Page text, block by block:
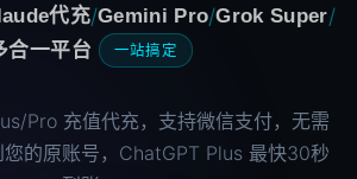
代充/Gemini Pro/Grok Super/
合一平台 一站搞定
Pro 充值代充，支持微信支付，无需
的原账号，ChatGPT Plus 最快30秒